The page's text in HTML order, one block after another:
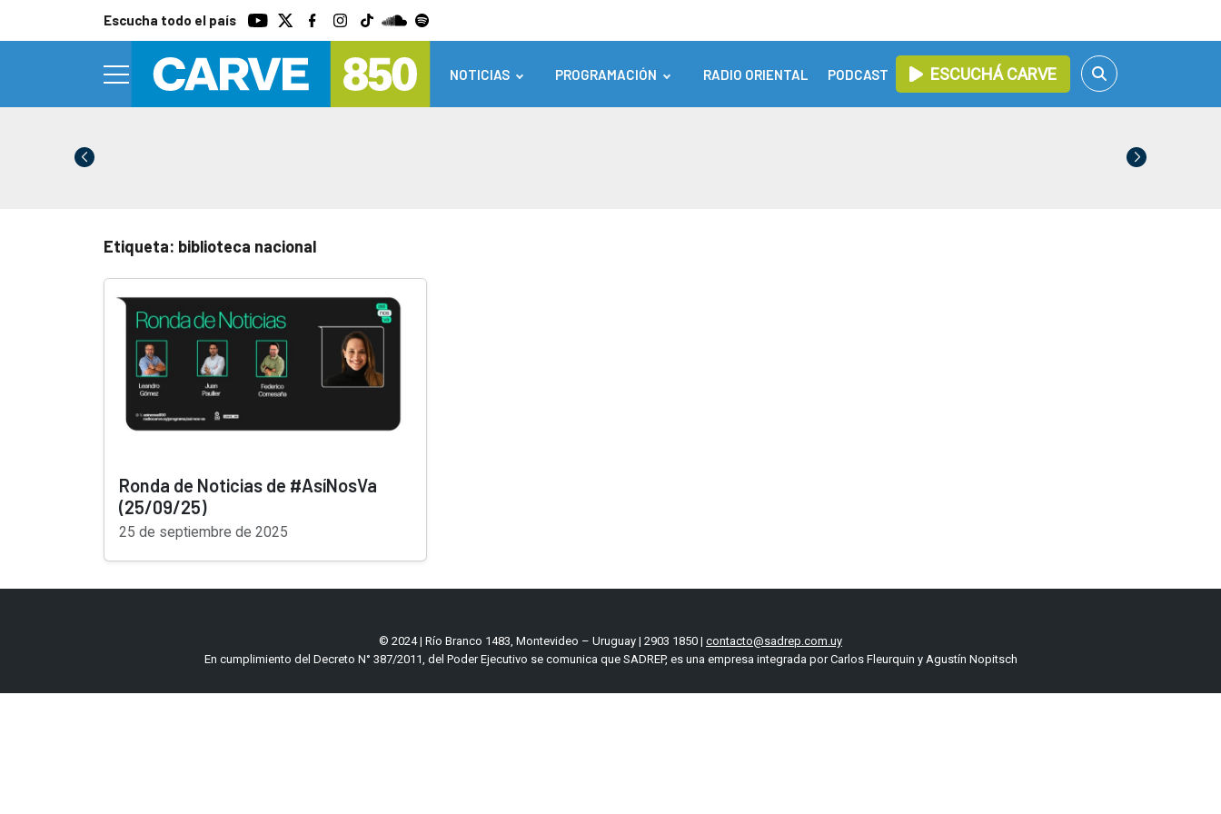
Escucha todo el país
NOTICIAS PROGRAMACIÓN RADIO ORIENTAL PODCAST ESCUCHÁ CARVE
Etiqueta: biblioteca nacional
Ronda de Noticias de #AsíNosVa
(25/09/25)
25 de septiembre de 2025
© 2024 | Río Branco 1483, Montevideo – Uruguay | 2903 1850 | contacto@sadrep.com.uy
En cumplimiento del Decreto N° 387/2011, del Poder Ejecutivo se comunica que SADREP, es una empresa integrada por Carlos Fleurquin y Agustín Nopitsch